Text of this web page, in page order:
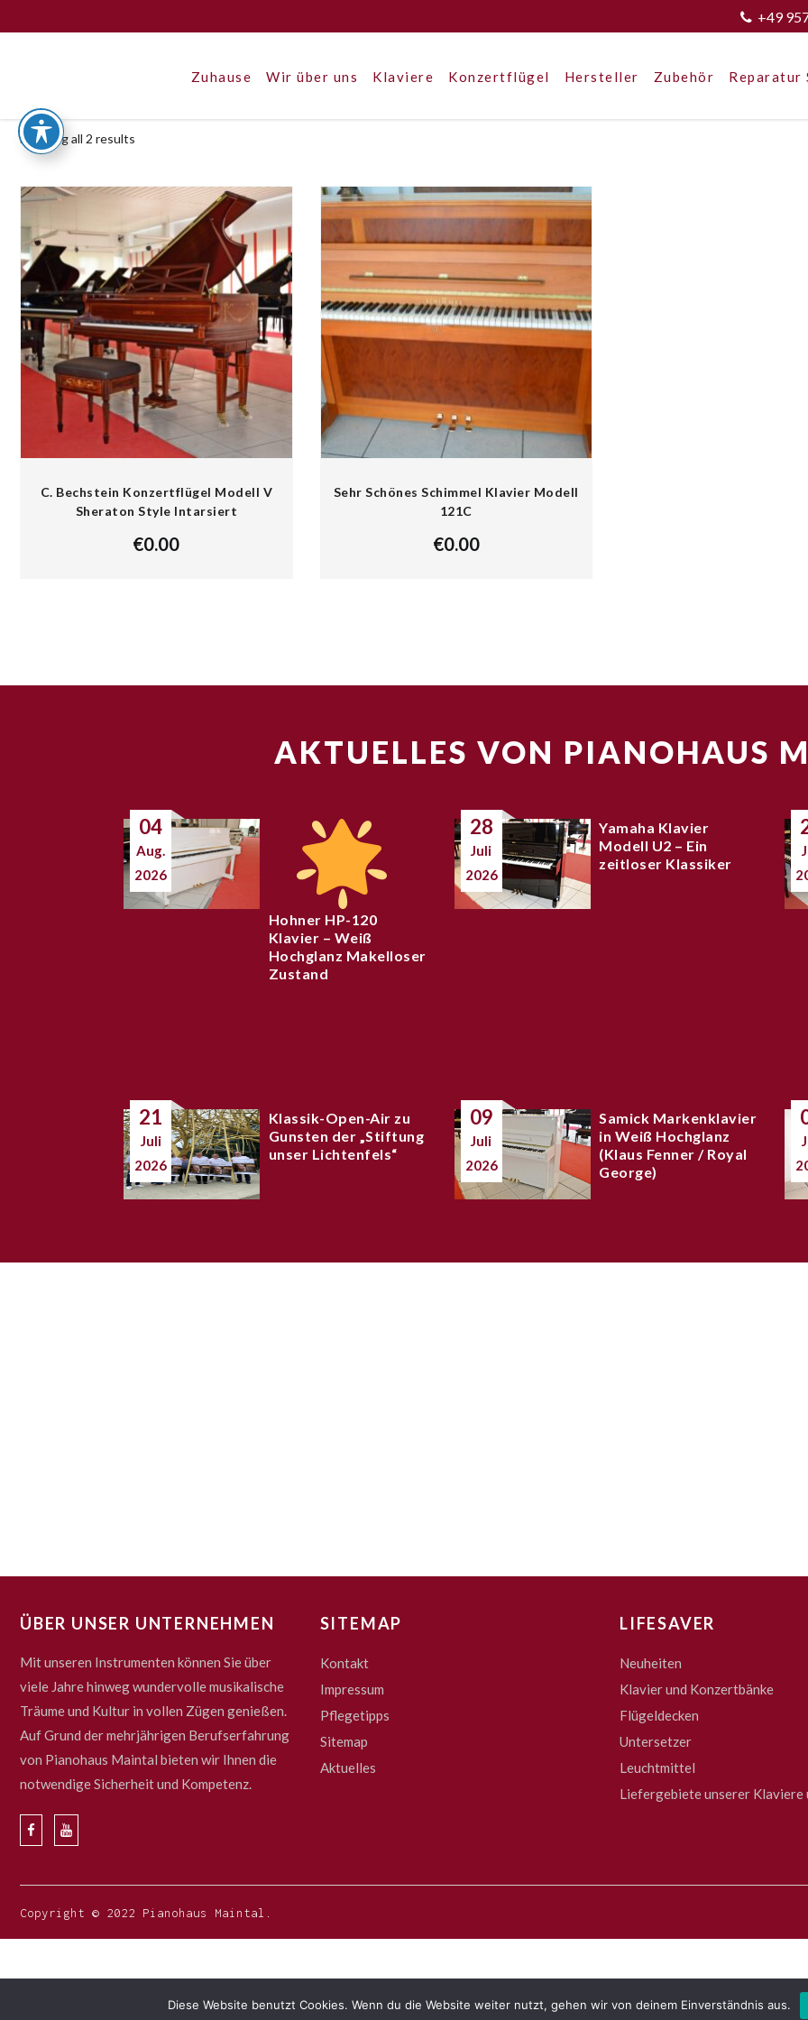
+49
Zuhause Wir über uns Klaviere Konzertflügel Hersteller Zubehör Reparatur
Showing all 2 results
C. Bechstein Konzertflügel Modell V
Sheraton Style Intarsiert
€0.00
Sehr Schönes Schimmel Klavier Modell
121C
€0.00
AKTUELLES VON PIANOHAUS
04
Aug.
2026
Hohner HP-120
Klavier – Weiß
Hochglanz Makelloser
Zustand
28
Juli
2026
Yamaha Klavier
Modell U2 – Ein
zeitloser Klassiker
21
Juli
2026
Klassik-Open-Air zu
Gunsten der „Stiftung
unser Lichtenfels“
09
Juli
2026
Samick Markenklavier
in Weiß Hochglanz
(Klaus Fenner / Royal
George)
ÜBER UNSER UNTERNEHMEN
Mit unseren Instrumenten können Sie über
viele Jahre hinweg wundervolle musikalische
Träume und Kultur in vollen Zügen genießen.
Auf Grund der mehrjährigen Berufserfahrung
von Pianohaus Maintal bieten wir Ihnen die
notwendige Sicherheit und Kompetenz.
SITEMAP
Kontakt
Impressum
Pflegetipps
Sitemap
Aktuelles
LIFESAVER
Neuheiten
Klavier und Konzertbänke
Flügeldecken
Untersetzer
Leuchtmittel
Liefergebiete unserer Klaviere
Copyright © 2022 Pianohaus Maintal.
Diese Website benutzt Cookies. Wenn du die Website weiter nutzt, gehen wir von deinem Einverständnis aus.